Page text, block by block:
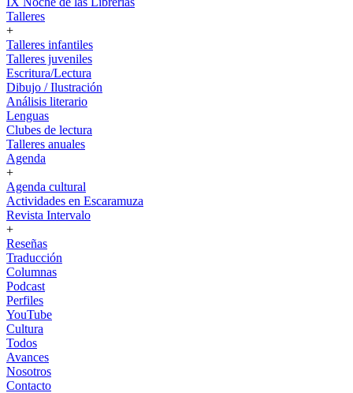
Talleres
+
Talleres infantiles
Talleres juveniles
Escritura/Lectura
Dibujo / Ilustración
Análisis literario
Lenguas
Clubes de lectura
Talleres anuales
Agenda
+
Agenda cultural
Actividades en Escaramuza
Revista Intervalo
+
Reseñas
Traducción
Columnas
Podcast
Perfiles
YouTube
Cultura
Todos
Avances
Nosotros
Contacto